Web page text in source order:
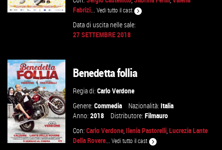
VAI ALLA SCHEDA
Fabrizi...Vedi tutto il cast
Data di uscita nelle sale:
27 SETTEMBRE 2018
Benedetta follia
Regia di:Carlo Verdone
Genere:Commedia Nazionalità:Italia
Anno:2018 Distributore:Filmauro
Con:Carlo Verdone,Ilenia Pastorelli,Lucrezia Lante
Della Rovere...Vedi tutto il cast